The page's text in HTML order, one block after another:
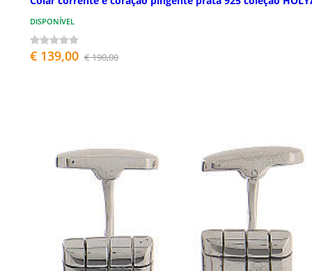
DISPONÍVEL
€ 139,00 € 190,00